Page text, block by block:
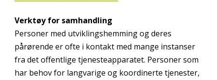
Verktøy for samhandling
Personer med utviklingshemming og deres
pårørende er ofte i kontakt med mange instanser
fra det offentlige tjenesteapparatet. Personer som
har behov for langvarige og koordinerte tjenester,